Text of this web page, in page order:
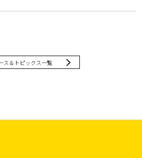
ス＆トピックス一覧